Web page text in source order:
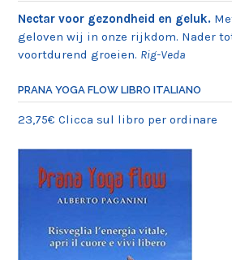
Nectar voor gezondheid en geluk.
geloven wij in onze rijkdom. Nader
voortdurend groeien. Rig-Veda
PRANA YOGA FLOW LIBRO ITALIANO
23,75€ Clicca sul libro per ordinare